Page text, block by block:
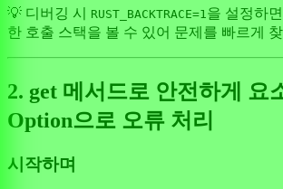
💡 디버깅 시 RUST_BACKTRACE=1 을 설정하
한 호출 스택을 볼 수 있어 문제를 빠르게
2. get 메서드로 안전하게 요
Option으로 오류 처리
시작하며